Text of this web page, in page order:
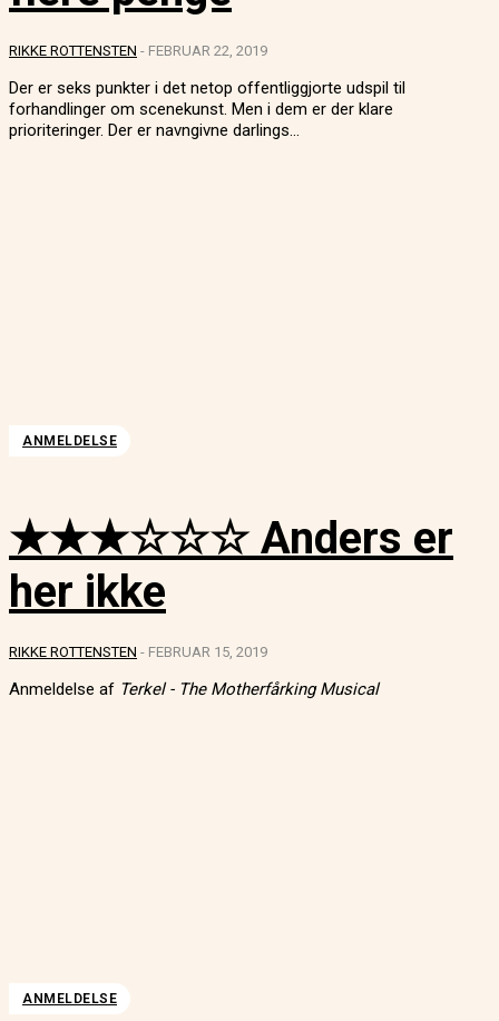
RIKKE ROTTENSTEN - FEBRUAR 22, 2019
Der er seks punkter i det netop offentliggjorte udspil til
forhandlinger om scenekunst. Men i dem er der klare
prioriteringer. Der er navngivne darlings...
ANMELDELSE
★★★☆☆☆ Anders er
her ikke
RIKKE ROTTENSTEN - FEBRUAR 15, 2019
Anmeldelse af Terkel - The Motherfårking Musical
ANMELDELSE